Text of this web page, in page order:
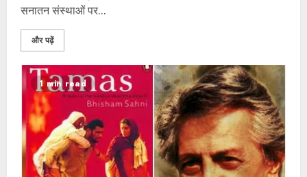
सनातन संस्थाओं पर...
और पढ़ें
1 min read